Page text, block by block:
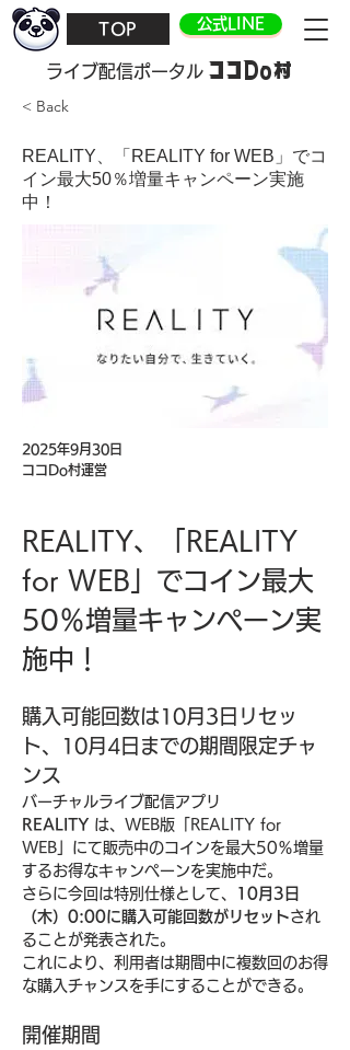
TOP 公式LINE
​ライブ配信ポータル ココDo村
< Back
REALITY、「REALITY for WEB」でコ
イン最大50％増量キャンペーン実施
中！
2025年9月30日
ココDo村運営
REALITY、「REALITY
for WEB」でコイン最大
50％増量キャンペーン実
施中！
購入可能回数は10月3日リセッ
ト、10月4日までの期間限定チャ
ンス
バーチャルライブ配信アプリ
REALITY は、WEB版「REALITY for
WEB」にて販売中のコインを最大50％増量
するお得なキャンペーンを実施中だ。
さらに今回は特別仕様として、
10月3日
（木）0:00に購入可能回数がリセットされ
ることが発表された。
これにより、利用者は期間中に複数回のお得
な購入チャンスを手にすることができる。
開催期間